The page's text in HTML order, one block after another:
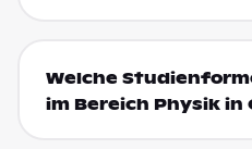
Welche
im Bereich Physik in